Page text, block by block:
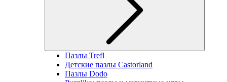
Пазлы Trefl
Детские пазлы Castorland
Пазлы Dodo